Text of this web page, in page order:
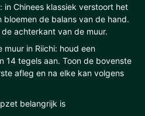
in Chinees klassiek verstoort het
de balans van de hand.
achterkant van de muur.
in Riichi: houd een
14 tegels aan. Toon de bovenste
afleg en na elke kan volgens
belangrijk is